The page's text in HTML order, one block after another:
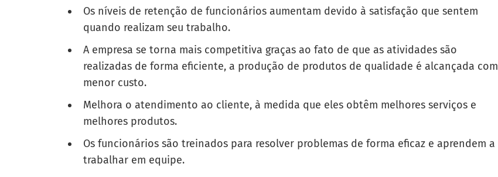
Os níveis de retenção de funcionários aumentam devido à satisfação que sentem
quando realizam seu trabalho.
A empresa se torna mais competitiva graças ao fato de que as atividades são
realizadas de forma eficiente, a produção de produtos de qualidade é alcançada com
menor custo.
Melhora o atendimento ao cliente, à medida que eles obtêm melhores serviços e
melhores produtos.
Os funcionários são treinados para resolver problemas de forma eficaz e aprendem a
trabalhar em equipe.